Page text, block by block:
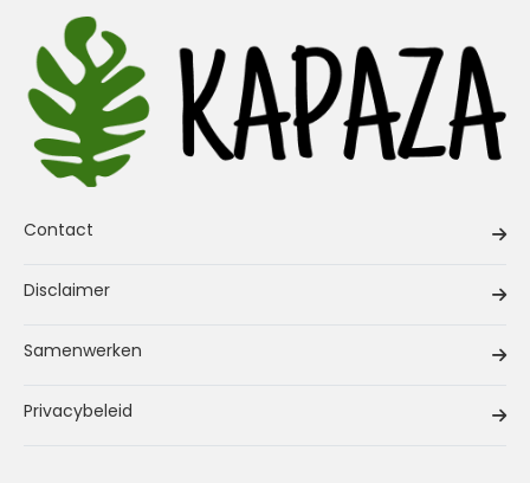
Contact
Disclaimer
Samenwerken
Privacybeleid